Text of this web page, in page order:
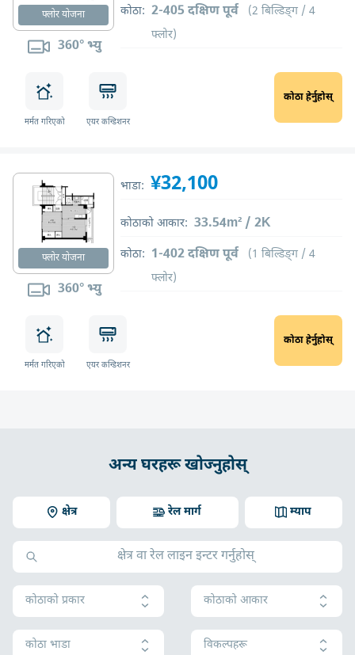
फ्लोर योजना
360° भ्यु
कोठा: 2-405 दक्षिण पूर्व
(2 बिल्डिङ्ग / 4
फ्लोर)
मर्मत गरिएको एयर कन्डिशनर
कोठा हेर्नुहोस्
फ्लोर योजना
360° भ्यु
भाडा: ¥32,100
कोठाको आकार: 33.54m² / 2K
कोठा: 1-402 दक्षिण पूर्व
(1 बिल्डिङ्ग / 4
फ्लोर)
मर्मत गरिएको एयर कन्डिशनर
कोठा हेर्नुहोस्
अन्य घरहरू खोज्नुहोस्
क्षेत्र म्याप
रेल मार्ग
कोठाको प्रकार कोठाको आकार
कोठा भाडा विकल्पहरू